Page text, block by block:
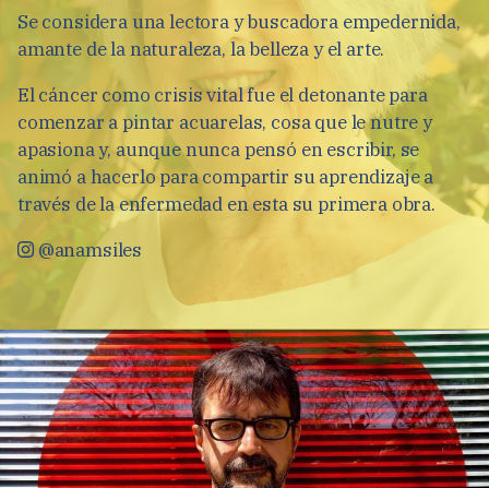
Se considera una lectora y buscadora empedernida,
amante de la naturaleza, la belleza y el arte.
El cáncer como crisis vital fue el detonante para
comenzar a pintar acuarelas, cosa que le nutre y
apasiona y, aunque nunca pensó en escribir, se
animó a hacerlo para compartir su aprendizaje a
través de la enfermedad en esta su primera obra.
@anamsiles